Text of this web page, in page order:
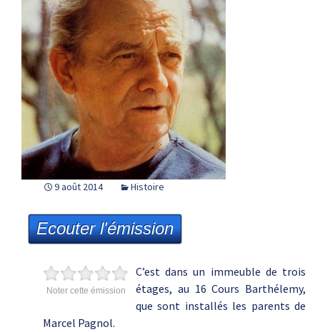
9 août 2014 Histoire
Ecouter l'émission
Noter cette émission
C’est dans un immeuble de trois
étages, au 16 Cours Barthélemy,
que sont installés les parents de
Marcel Pagnol.